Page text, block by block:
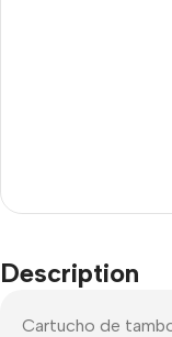
Description
Cartucho de